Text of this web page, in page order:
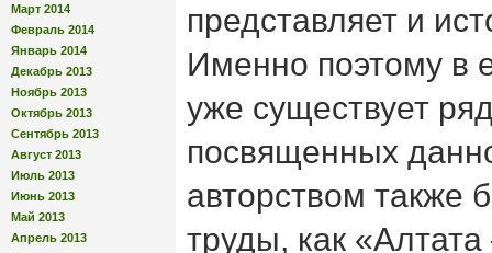
Март 2014
Февраль 2014
Январь 2014
Декабрь 2013
Ноябрь 2013
Октябрь 2013
Сентябрь 2013
Август 2013
Июль 2013
Июнь 2013
Май 2013
Апрель 2013
представляет и
Именно поэтому в
уже существует
посвященных
авторством также
труды, как